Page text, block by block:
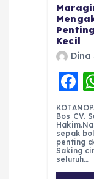
Kecil
F
a
c
e
b
Bos CV.
sepak
penting
Saking
seluruh…